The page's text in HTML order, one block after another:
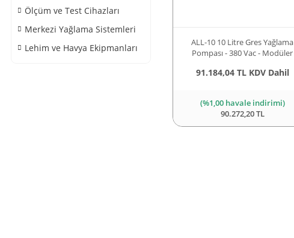
Ölçüm ve Test Cihazları
Merkezi Yağlama Sistemleri
Lehim ve Havya Ekipmanları
ALL-10 10 Litre Gres Yağlama
Pompası - 380 Vac - Modüler
91.184,04 TL KDV Dahil
(%1,00 havale indirimi)
90.272,20 TL